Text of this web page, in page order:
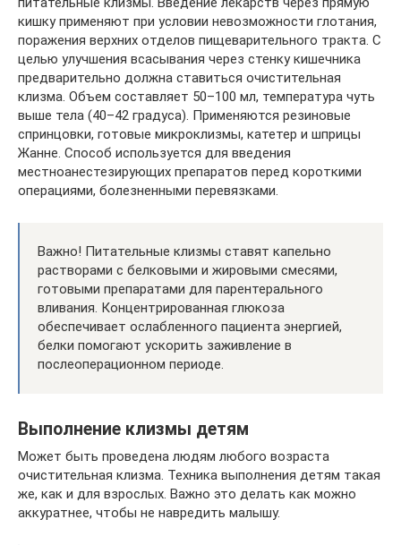
кишку применяют при условии невозможности глотания,
поражения верхних отделов пищеварительного тракта. С
целью улучшения всасывания через стенку кишечника
предварительно должна ставиться очистительная
клизма. Объем составляет 50–100 мл, температура чуть
выше тела (40–42 градуса). Применяются резиновые
спринцовки, готовые микроклизмы, катетер и шприцы
Жанне. Способ используется для введения
местноанестезирующих препаратов перед короткими
операциями, болезненными перевязками.
Важно! Питательные клизмы ставят капельно
растворами с белковыми и жировыми смесями,
готовыми препаратами для парентерального
вливания. Концентрированная глюкоза
обеспечивает ослабленного пациента энергией,
белки помогают ускорить заживление в
послеоперационном периоде.
Выполнение клизмы детям
Может быть проведена людям любого возраста
очистительная клизма. Техника выполнения детям такая
же, как и для взрослых. Важно это делать как можно
аккуратнее, чтобы не навредить малышу.